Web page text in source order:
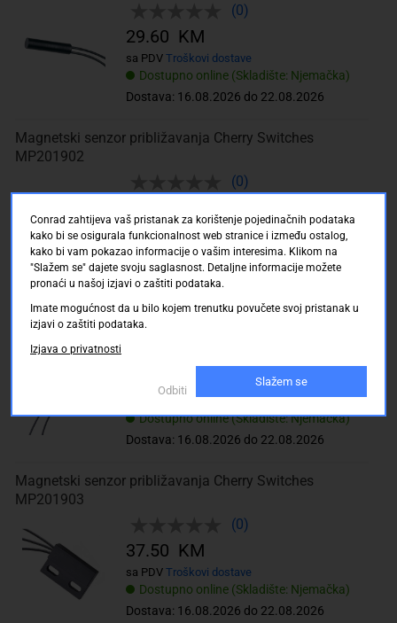
(0)
Dostupno online (Skladište: Njemačka)
Dostava: 16.08.2026 do 22.08.2026
29.60 KM
sa PDV Troškovi dostave
Magnetski senzor približavanja Cherry Switches
MP201902
(0)
Dostupno online (Skladište: Njemačka)
Dostava: 16.08.2026 do 22.08.2026
sa PDV Troškovi dostave
Magnetski senzor približavanja Cherry Switches
MP201802
Dostupno online (Skladište: Njemačka)
Dostava: 16.08.2026 do 22.08.2026
Troškovi dostave
Magnetski senzor približavanja Cherry Switches
MP201903
(0)
Dostupno online (Skladište: Njemačka)
Dostava: 16.08.2026 do 22.08.2026
37.50 KM
sa PDV Troškovi dostave
Conrad zahtijeva vaš pristanak za korištenje pojedinačnih podataka
kako bi se osigurala funkcionalnost web stranice i između ostalog,
kako bi vam pokazao informacije o vašim interesima. Klikom na
"Slažem se" dajete svoju saglasnost. Detaljne informacije možete
pronaći u našoj izjavi o zaštiti podataka.
Imate mogućnost da u bilo kojem trenutku povučete svoj pristanak u
izjavi o zaštiti podataka.
Izjava o privatnosti
Odbiti
Slažem se